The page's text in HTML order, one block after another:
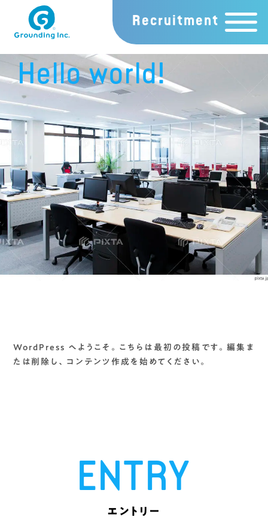
Recruitment
Hello world!
WordPress へようこそ。こちらは最初の投稿です。編集ま
たは削除し、コンテンツ作成を始めてください。
ENTRY
エントリー